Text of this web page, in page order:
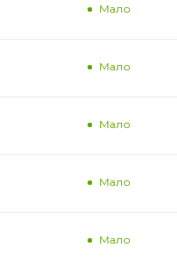
Мало
Мало
Мало
Мало
Мало